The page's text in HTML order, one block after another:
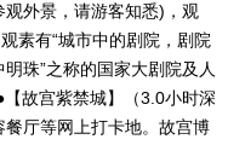
外景，请游客知悉)，观
素有“城市中的剧院，剧院
珠”之称的国家大剧院及人
故宫紫禁城】（3.0小时深
厅等网上打卡地。故宫博